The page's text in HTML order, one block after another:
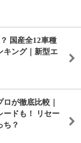
国産全12車種
キング｜新型エ
が徹底比較｜
ードも！ リセー
ち？